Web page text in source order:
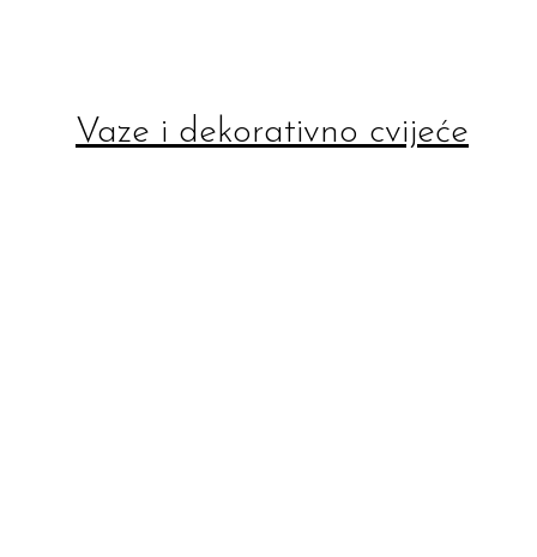
Vaze i dekorativno cvijeće